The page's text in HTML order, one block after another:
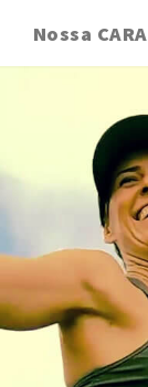
Nossa CARA